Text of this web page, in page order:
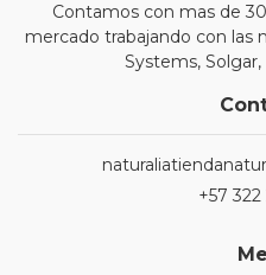
Contamos con mas de
mercado trabajando con las
Systems,
+57 322